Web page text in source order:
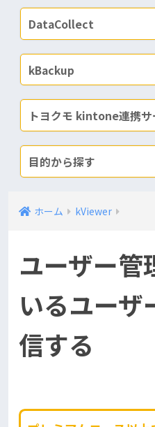
DataCollect
kBackup
トヨクモ kintone連携サ
目的から探す
ホーム kViewer
ユーザー管
いるユーザ
信する